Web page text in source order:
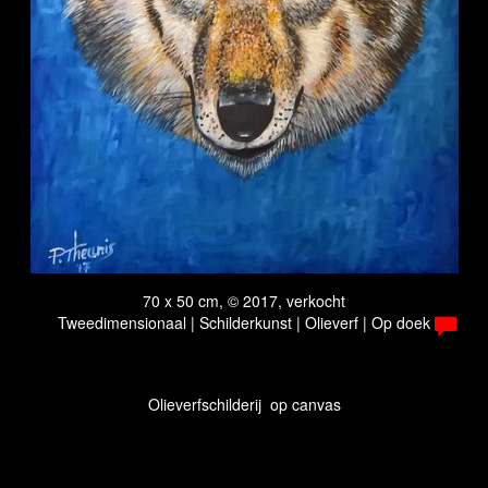
70 x 50 cm, © 2017, verkocht
Tweedimensionaal | Schilderkunst | Olieverf | Op doek
Olieverfschilderij op canvas